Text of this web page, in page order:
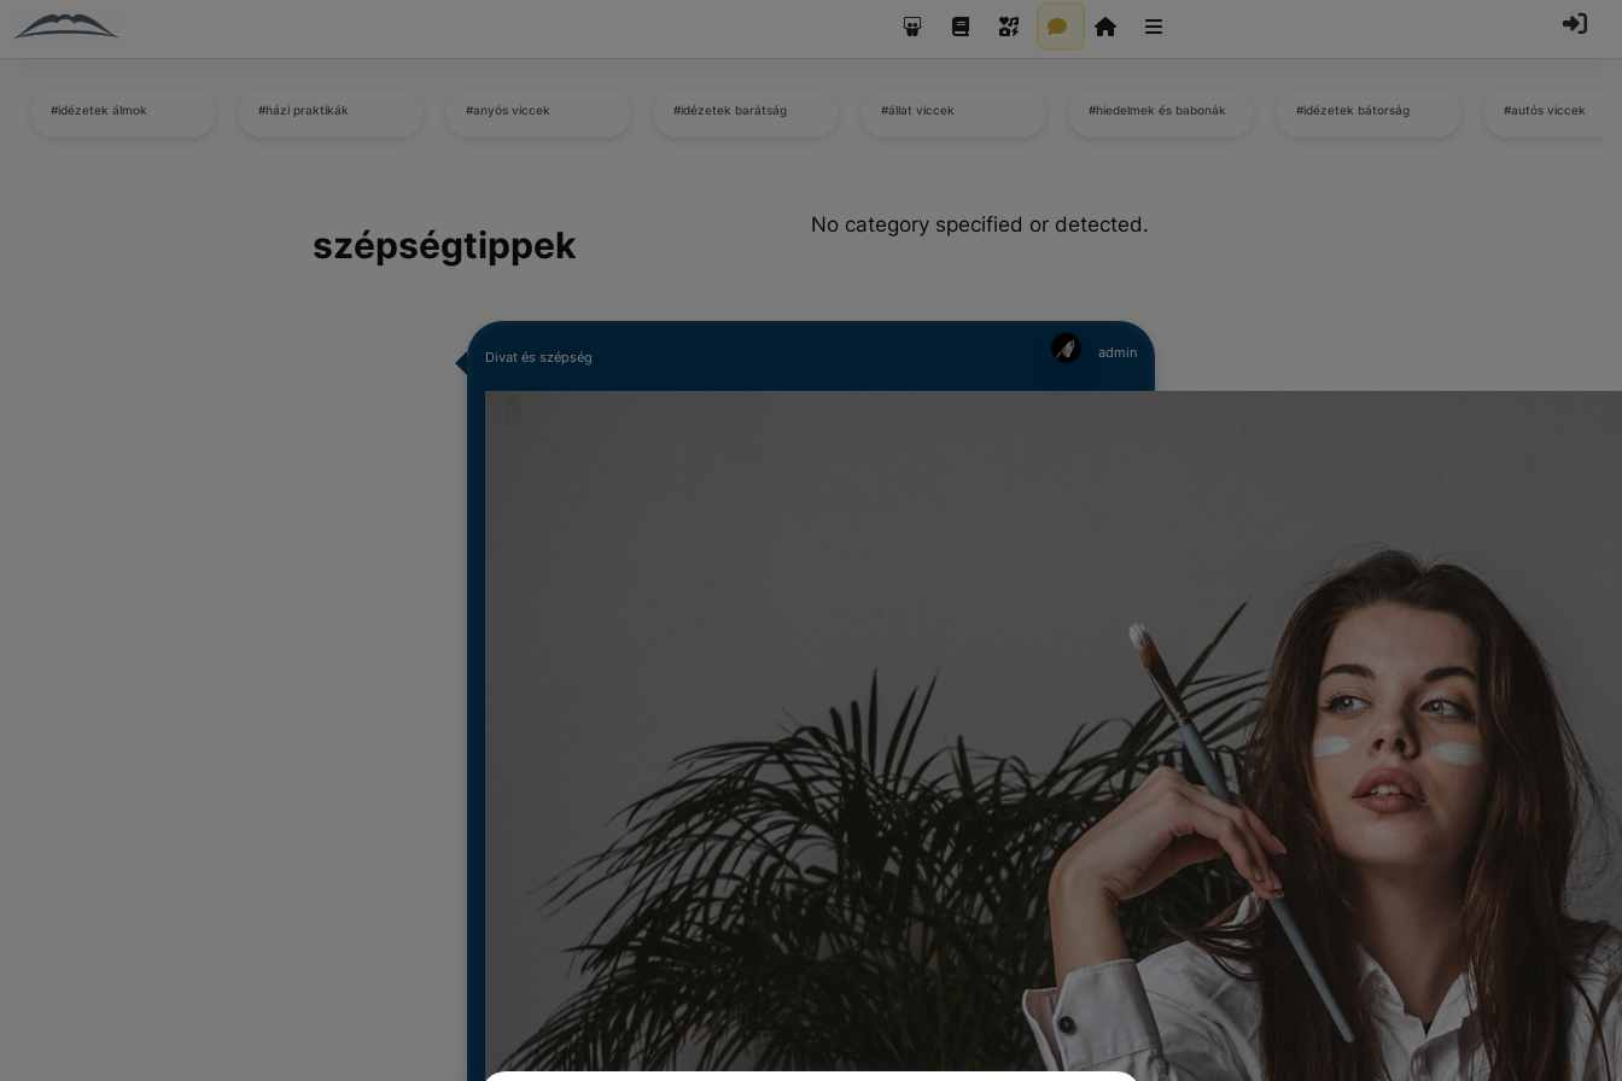
#idézetek álmok #házi praktikák #anyós viccek #idézetek barátság #állat viccek #hiedelmek és babonák #idézetek bátorság #autós viccek
szépségtippek No category specified or detected.
Divat és szépség admin